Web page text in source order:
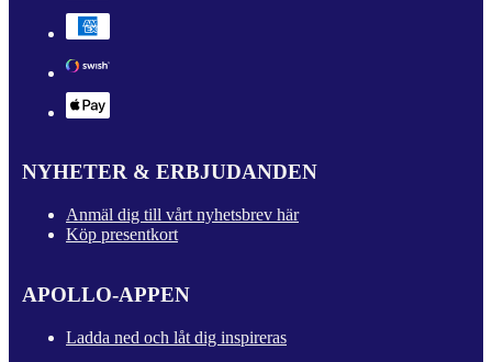
NYHETER & ERBJUDANDEN
Anmäl dig till vårt nyhetsbrev här
Köp presentkort
APOLLO-APPEN
Ladda ned och låt dig inspireras